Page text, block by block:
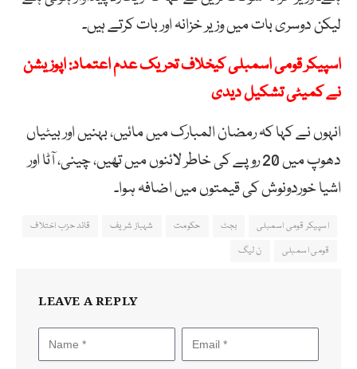
لیکن دوسری بات میں وزیر خزانہ اور بات کرتے ہیں۔
اسپیکر قومی اسمبلی کیخلاف تحریک عدم اعتماد: اپوزیشن
نے کمیٹی تشکیل دیدی
انہوں نے کہا کہ رمضان المبارک میں مائیں، بہنیں اور بیٹیاں
دھوپ میں 20 روپے کی خاطر لائنوں میں تھیں، چینی، آٹا اور
اشیا خوردونوش کی قیمتوں میں اضافہ ہوا۔
اسپیکر قومی اسمبلی بجٹ حکومت شہباز شریف
قائد حزب اختلاف
قومی اسمبلی
ن لیگ
LEAVE A REPLY